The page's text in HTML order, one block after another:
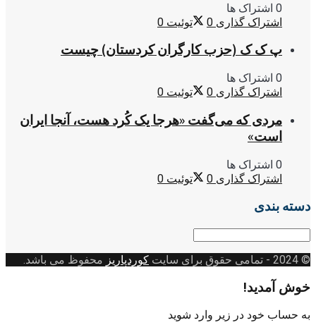
0 اشتراک ها
اشتراک گذاری 0 توئیت 0
پ ک ک (حزب کارگران کردستان) چیست
0 اشتراک ها
اشتراک گذاری 0 توئیت 0
مردی که می‌گفت «هرجا یک کُرد هست، آنجا ایران
است»
0 اشتراک ها
اشتراک گذاری 0 توئیت 0
دسته بندی
دسته
© 2024
- تمامی حقوق برای سایت کوردپاریز محفوظ می باشد.
خوش آمدید!
به حساب خود در زیر وارد شوید